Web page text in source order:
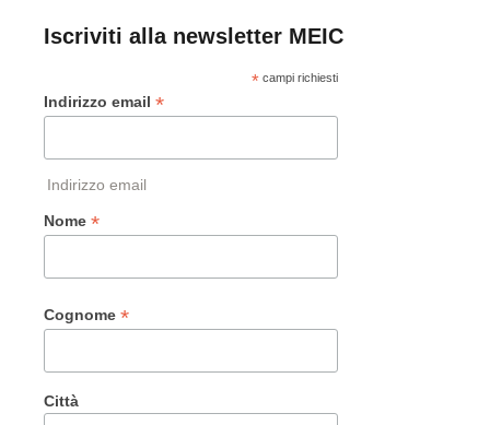
Iscriviti alla newsletter MEIC
*campi richiesti
Indirizzo email *
Indirizzo email
Nome *
Cognome *
Città